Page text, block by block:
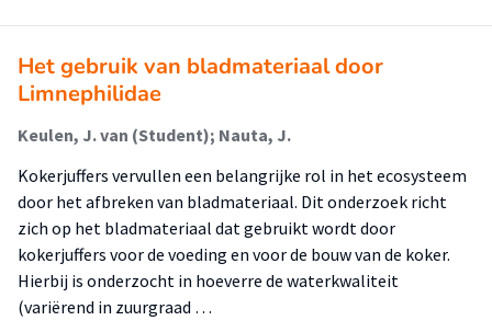
Het gebruik van bladmateriaal door
Limnephilidae
Keulen, J. van (Student); Nauta, J.
Kokerjuffers vervullen een belangrijke rol in het ecosysteem
door het afbreken van bladmateriaal. Dit onderzoek richt
zich op het bladmateriaal dat gebruikt wordt door
kokerjuffers voor de voeding en voor de bouw van de koker.
Hierbij is onderzocht in hoeverre de waterkwaliteit
(variërend in zuurgraad …